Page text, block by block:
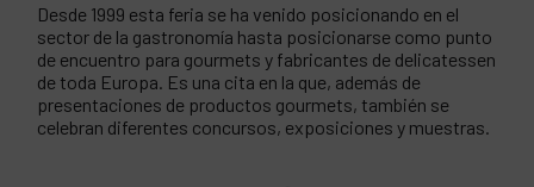
Desde 1999 esta feria se ha venido posicionando en el
sector de la gastronomía hasta posicionarse como punto
de encuentro para gourmets y fabricantes de delicatessen
de toda Europa. Es una cita en la que, además de
presentaciones de productos gourmets, también se
celebran diferentes concursos, exposiciones y muestras.